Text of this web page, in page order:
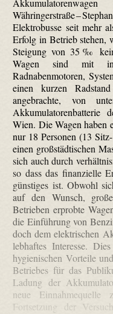
Währingerstraße –
Elektrobusse seit mehr
Erfolg in Betrieb stehen,
Steigung von 35 ‰
Wagen sind mit in
Radnabenmotoren,
einen kurzen
angebrachte, von
Akkumulatorenbatterie
Wien. Die Wagen haben
nur 18 Personen (13
einen großstädtischen
sich auch durch
so dass das finanzielle
günstiges ist. Obwohl
auf den Wunsch,
Betrieben erprobte
die Einführung von
doch dem elektrischen
lebhaftes Interesse.
hygienischen Vorteile
Betriebes für das
Ladung der
neue
Fortsetzung der